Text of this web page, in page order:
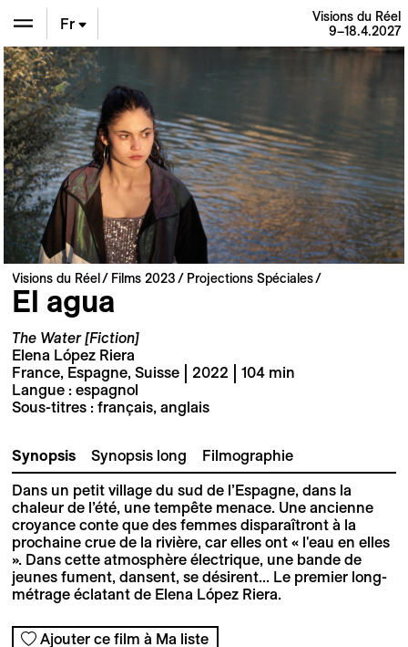
En
De
Fr
Visions du Réel
9–18.4.2027
Visions du Réel Films 2023 Projections Spéciales
El agua
The Water [Fiction]
Elena López Riera
France, Espagne, Suisse | 2022 | 104 min
Langue : espagnol
Sous-titres : français, anglais
Synopsis Synopsis long Filmographie
Dans un petit village du sud de l’Espagne, dans la
chaleur de l’été, une tempête menace. Une ancienne
croyance conte que des femmes disparaîtront à la
prochaine crue de la rivière, car elles ont « l'eau en elles
». Dans cette atmosphère électrique, une bande de
jeunes fument, dansent, se désirent... Le premier long-
métrage éclatant de Elena López Riera.
Ajouter ce film à Ma liste